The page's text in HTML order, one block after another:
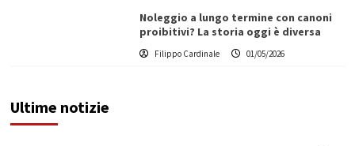
Noleggio a lungo termine con canoni
proibitivi? La storia oggi è diversa
Filippo Cardinale 01/05/2026
Ultime notizie